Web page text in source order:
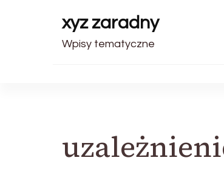
xyz zaradny
Wpisy tematyczne